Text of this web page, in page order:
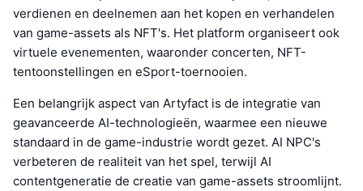
verdienen en deelnemen aan het kopen en verhandelen
van game-assets als NFT's. Het platform organiseert ook
virtuele evenementen, waaronder concerten, NFT-
tentoonstellingen en eSport-toernooien.
Een belangrijk aspect van Artyfact is de integratie van
geavanceerde AI-technologieën, waarmee een nieuwe
standaard in de game-industrie wordt gezet. AI NPC's
verbeteren de realiteit van het spel, terwijl AI
contentgeneratie de creatie van game-assets stroomlijnt.